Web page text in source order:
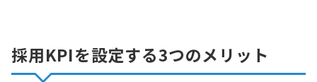
採用KPIを設定する3つのメリット